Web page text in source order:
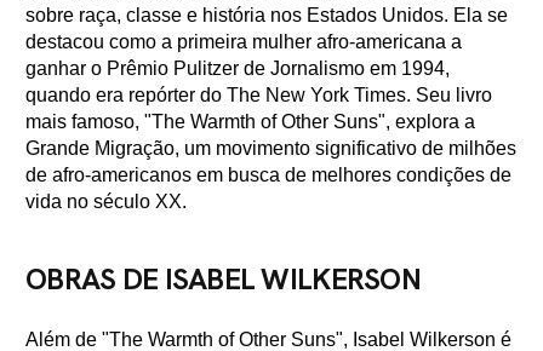
sobre raça, classe e história nos Estados Unidos. Ela se
destacou como a primeira mulher afro-americana a
ganhar o Prêmio Pulitzer de Jornalismo em 1994,
quando era repórter do The New York Times. Seu livro
mais famoso, "The Warmth of Other Suns", explora a
Grande Migração, um movimento significativo de milhões
de afro-americanos em busca de melhores condições de
vida no século XX.
OBRAS DE ISABEL WILKERSON
Além de "The Warmth of Other Suns", Isabel Wilkerson é